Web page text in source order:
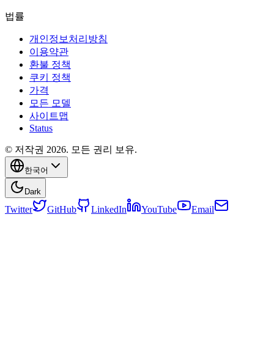
법률
개인정보처리방침
이용약관
환불 정책
쿠키 정책
가격
모든 모델
사이트맵
Status
© 저작권 2026. 모든 권리 보유.
한국어
Dark
Twitter GitHub LinkedIn YouTube Email